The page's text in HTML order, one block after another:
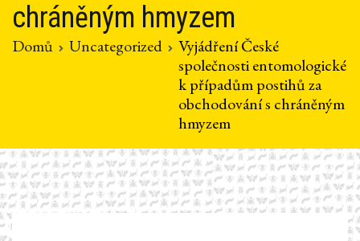
chráněným hmyzem
Domů Uncategorized
Vyjádření České
společnosti entomologické
k případům postihů za
obchodování s chráněným
hmyzem